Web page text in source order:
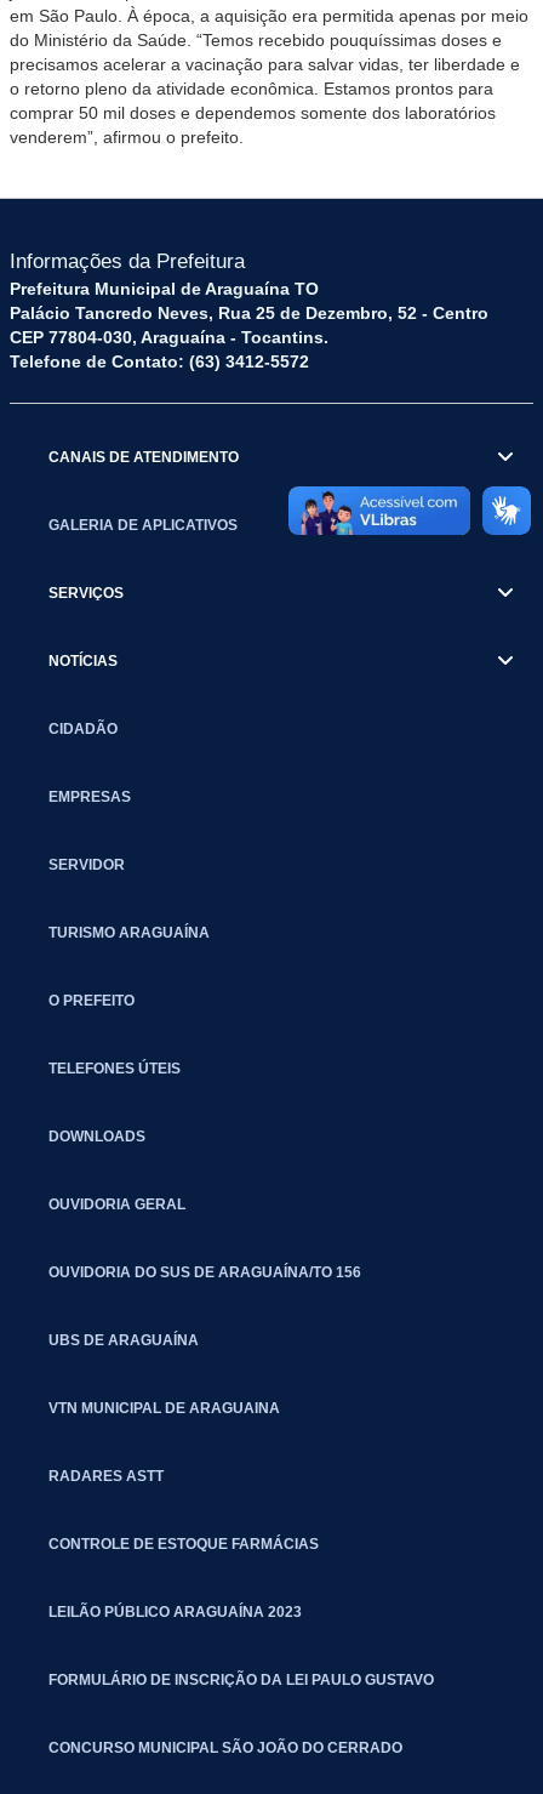
em São Paulo. À época, a aquisição era permitida apenas por meio
do Ministério da Saúde. “Temos recebido pouquíssimas doses e
precisamos acelerar a vacinação para salvar vidas, ter liberdade e
o retorno pleno da atividade econômica. Estamos prontos para
comprar 50 mil doses e dependemos somente dos laboratórios
venderem”, afirmou o prefeito.
Informações da Prefeitura
Prefeitura Municipal de Araguaína TO
Palácio Tancredo Neves, Rua 25 de Dezembro, 52 - Centro
CEP 77804-030, Araguaína - Tocantins.
Telefone de Contato: (63) 3412-5572
CANAIS DE ATENDIMENTO
GALERIA DE APLICATIVOS
SERVIÇOS
NOTÍCIAS
CIDADÃO
EMPRESAS
SERVIDOR
TURISMO ARAGUAÍNA
O PREFEITO
TELEFONES ÚTEIS
DOWNLOADS
OUVIDORIA GERAL
OUVIDORIA DO SUS DE ARAGUAÍNA/TO 156
UBS DE ARAGUAÍNA
VTN MUNICIPAL DE ARAGUAINA
RADARES ASTT
CONTROLE DE ESTOQUE FARMÁCIAS
LEILÃO PÚBLICO ARAGUAÍNA 2023
FORMULÁRIO DE INSCRIÇÃO DA LEI PAULO GUSTAVO
CONCURSO MUNICIPAL SÃO JOÃO DO CERRADO